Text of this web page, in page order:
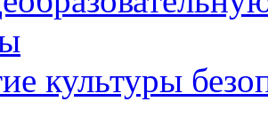
культуры